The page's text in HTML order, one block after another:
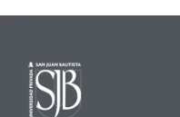
Facultad de Ciencias
Facultad de Derecho y